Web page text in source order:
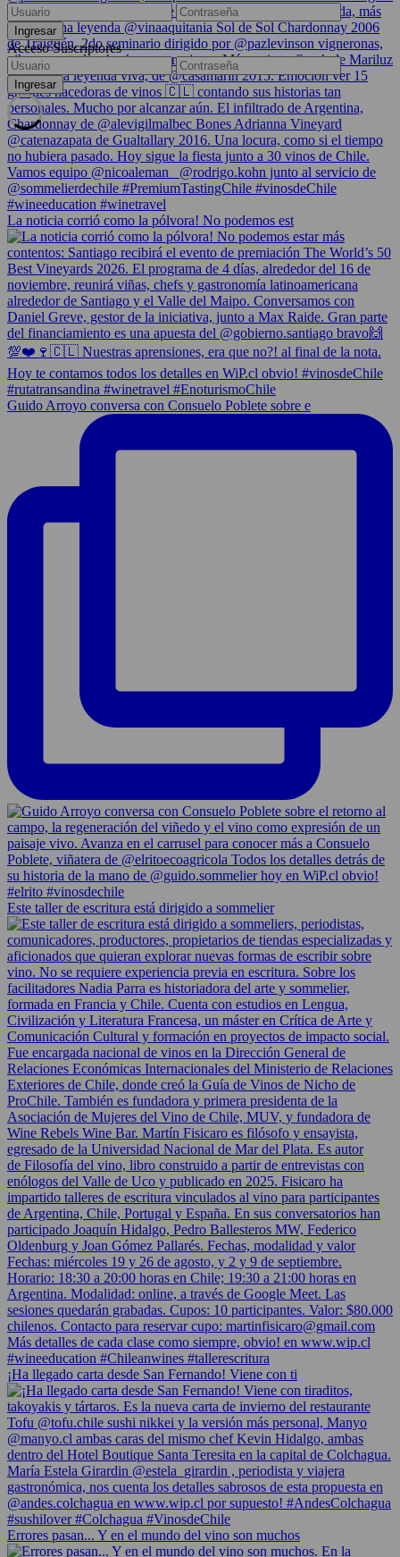
La noticia corrió como la pólvora! No podemos est
Guido Arroyo conversa con Consuelo Poblete sobre e
Este taller de escritura está dirigido a sommelier
¡Ha llegado carta desde San Fernando! Viene con ti
Errores pasan... Y en el mundo del vino son muchos
Acceso Suscriptores